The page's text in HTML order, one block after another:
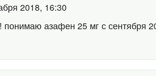
2018, 16:30
понимаю азафен 25 мг с сентября